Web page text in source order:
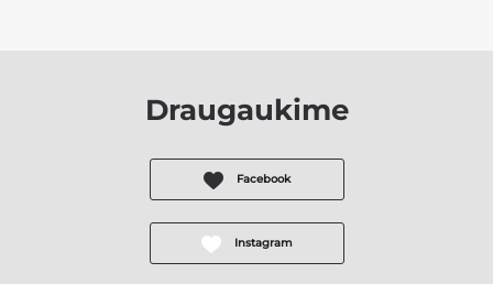
Draugaukime
Facebook
Instagram